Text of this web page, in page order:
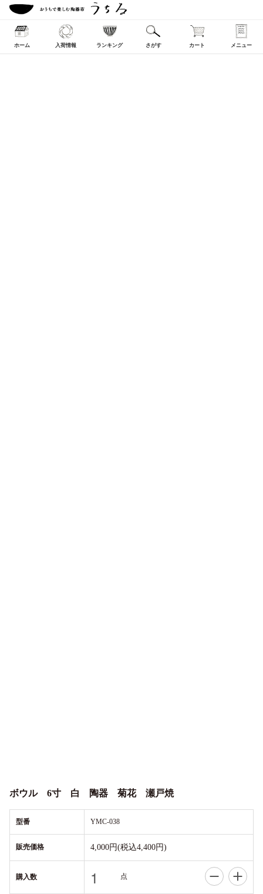
ホーム 入荷情報 ランキング さがす カート メニュー
ボウル 6寸 白 陶器 菊花 瀬戸焼
型番 YMC-038
販売価格 4,000円(税込4,400円)
購入数 点